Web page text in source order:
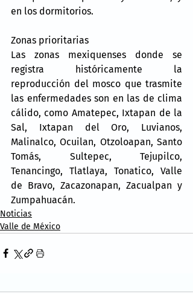
en los dormitorios.
Zonas prioritarias
Las zonas mexiquenses donde se
registra históricamente la
reproducción del mosco que trasmite
las enfermedades son en las de clima
cálido, como Amatepec, Ixtapan de la
Sal, Ixtapan del Oro, Luvianos,
Malinalco, Ocuilan, Otzoloapan, Santo
Tomás, Sultepec, Tejupilco,
Tenancingo, Tlatlaya, Tonatico, Valle
de Bravo, Zacazonapan, Zacualpan y
Zumpahuacán.
Noticias
Valle de México